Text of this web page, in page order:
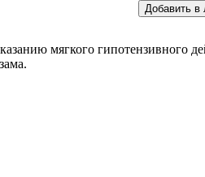
Добавить в
мягкого